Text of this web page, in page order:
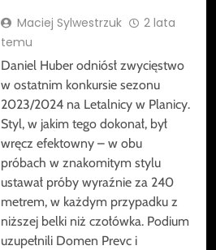
Maciej Sylwestrzuk
2 lata
temu
Daniel Huber odniósł zwycięstwo
w ostatnim konkursie sezonu
2023/2024 na Letalnicy w Planicy.
Styl, w jakim tego dokonał, był
wręcz efektowny – w obu
próbach w znakomitym stylu
ustawał próby wyraźnie za 240
metrem, w każdym przypadku z
niższej belki niż czołówka. Podium
uzupełnili Domen Prevc i